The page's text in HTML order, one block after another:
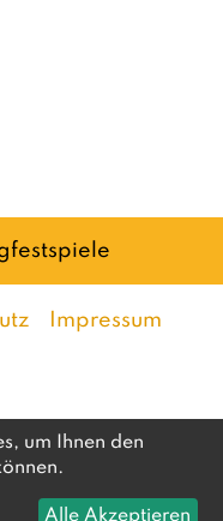
Impressum
um Ihnen den
Alle Akzeptieren